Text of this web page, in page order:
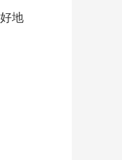
地